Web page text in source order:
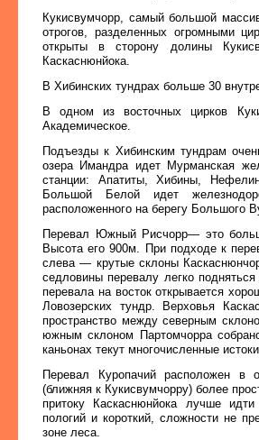
Кукисвумчорр, самый большой
отрогов, разделенных огромными
открыты в сторону долины
Каскаснюнйока.
В Хибинских тундрах больше 30
В одном из восточных цирков
Академическое.
Подъезды к Хибинским тундрам
озера Имандра идет Мурманская
станции: Апатиты, Хибины,
Большой Белой идет
расположенного на берегу Большого
Перевал Южный Рисчорр— это
Высота его 900м. При подходе к
слева — крутые склоны
седловины перевалу легко
перевала на восток открывается
Ловозерских тундр. Верховья
пространство между северным
южным склоном Партомчорра
каньонах текут многочисленные
Перевал Куропачий расположен в
(ближняя к Кукисвумчорру) более
притоку Каскаснюнйока лучше
пологий и короткий, сложности не
зоне леса.